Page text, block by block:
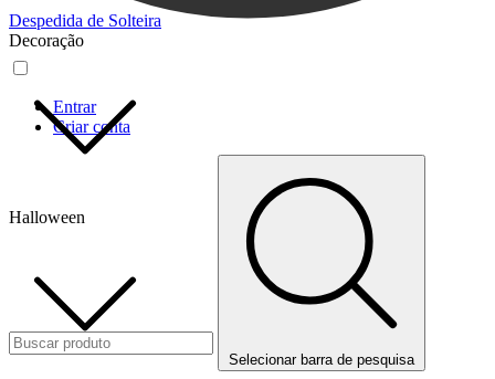
Despedida de Solteira
Decoração
Halloween
Entrar
Criar conta
Selecionar barra de pesquisa